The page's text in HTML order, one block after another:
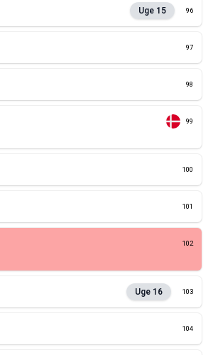
Uge 15 96
97
98
99
100
101
102
Uge 16 103
104